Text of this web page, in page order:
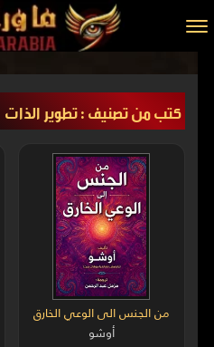
الرئيسية
مقالات
ركن الخيال
كتب من تصنيف : تطوير الذات
من الجنس الى الوعي الخارق
أوشو